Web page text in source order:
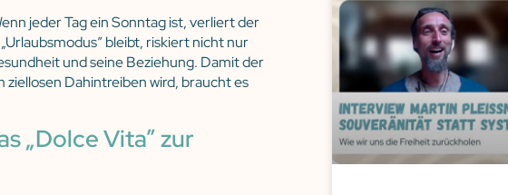
jeder Tag ein Sonntag ist, verliert der
bleibt, riskiert nicht nur
und seine Beziehung. Damit der
Dahintreiben wird, braucht es
„Dolce Vita” zur